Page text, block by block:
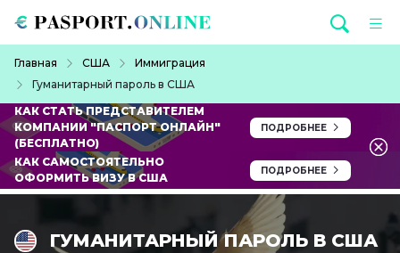
Главная США
Иммиграция
Гуманитарный пароль в США
КАК СТАТЬ ПРЕДСТАВИТЕЛЕМ
КОМПАНИИ "ПАСПОРТ ОНЛАЙН"
(БЕСПЛАТНО)
ПОДРОБНЕЕ
КАК САМОСТОЯТЕЛЬНО
ОФОРМИТЬ ВИЗУ В США
ПОДРОБНЕЕ
ГУМАНИТАРНЫЙ ПАРОЛЬ В США